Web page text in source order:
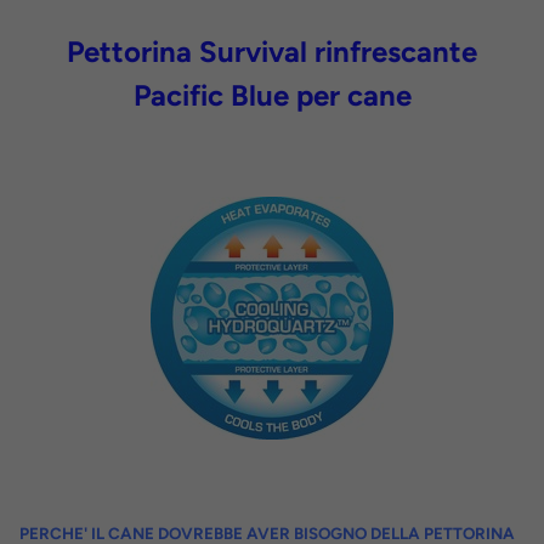
Pettorina Survival rinfrescante
Pacific Blue per cane
PERCHE' IL CANE DOVREBBE AVER BISOGNO DELLA PETTORINA